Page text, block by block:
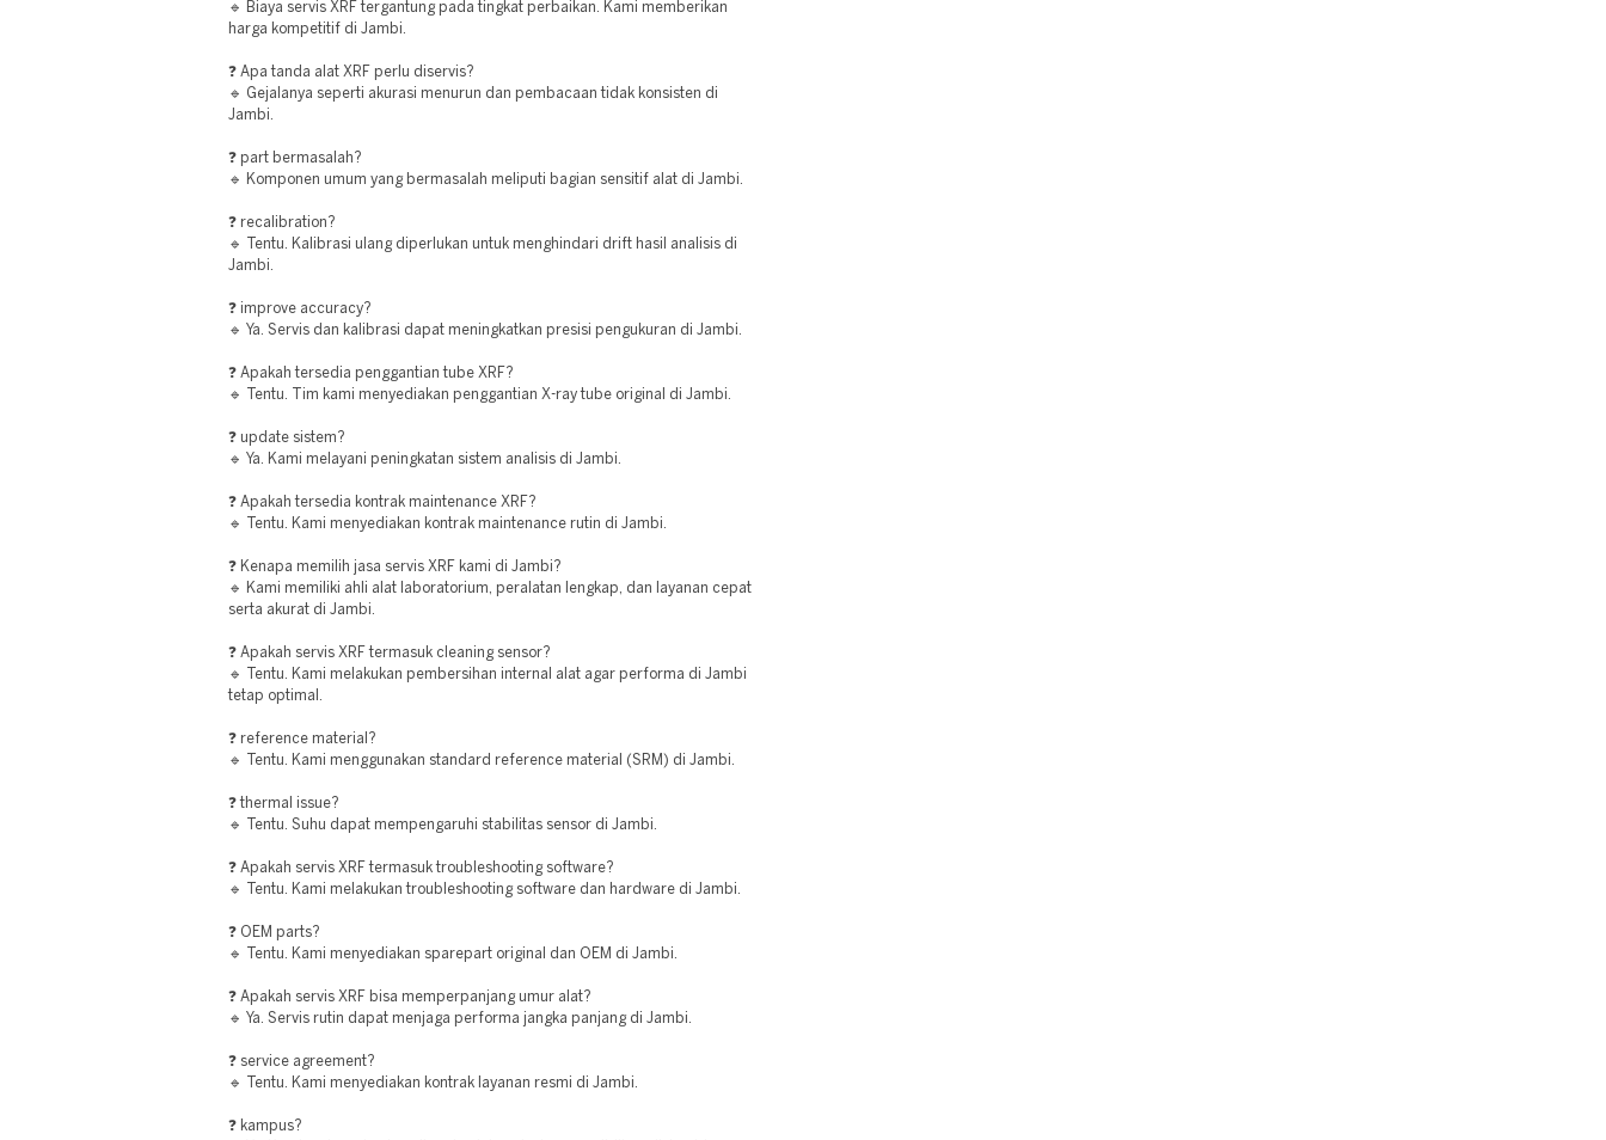
🔹 Biaya servis XRF tergantung pada tingkat perbaikan. Kami memberikan
harga kompetitif di Jambi.
❓ Apa tanda alat XRF perlu diservis?
🔹 Gejalanya seperti akurasi menurun dan pembacaan tidak konsisten di
Jambi.
❓ part bermasalah?
🔹 Komponen umum yang bermasalah meliputi bagian sensitif alat di Jambi.
❓ recalibration?
🔹 Tentu. Kalibrasi ulang diperlukan untuk menghindari drift hasil analisis di
Jambi.
❓ improve accuracy?
🔹 Ya. Servis dan kalibrasi dapat meningkatkan presisi pengukuran di Jambi.
❓ Apakah tersedia penggantian tube XRF?
🔹 Tentu. Tim kami menyediakan penggantian X-ray tube original di Jambi.
❓ update sistem?
🔹 Ya. Kami melayani peningkatan sistem analisis di Jambi.
❓ Apakah tersedia kontrak maintenance XRF?
🔹 Tentu. Kami menyediakan kontrak maintenance rutin di Jambi.
❓ Kenapa memilih jasa servis XRF kami di Jambi?
🔹 Kami memiliki ahli alat laboratorium, peralatan lengkap, dan layanan cepat
serta akurat di Jambi.
❓ Apakah servis XRF termasuk cleaning sensor?
🔹 Tentu. Kami melakukan pembersihan internal alat agar performa di Jambi
tetap optimal.
❓ reference material?
🔹 Tentu. Kami menggunakan standard reference material (SRM) di Jambi.
❓ thermal issue?
🔹 Tentu. Suhu dapat mempengaruhi stabilitas sensor di Jambi.
❓ Apakah servis XRF termasuk troubleshooting software?
🔹 Tentu. Kami melakukan troubleshooting software dan hardware di Jambi.
❓ OEM parts?
🔹 Tentu. Kami menyediakan sparepart original dan OEM di Jambi.
❓ Apakah servis XRF bisa memperpanjang umur alat?
🔹 Ya. Servis rutin dapat menjaga performa jangka panjang di Jambi.
❓ service agreement?
🔹 Tentu. Kami menyediakan kontrak layanan resmi di Jambi.
❓ kampus?